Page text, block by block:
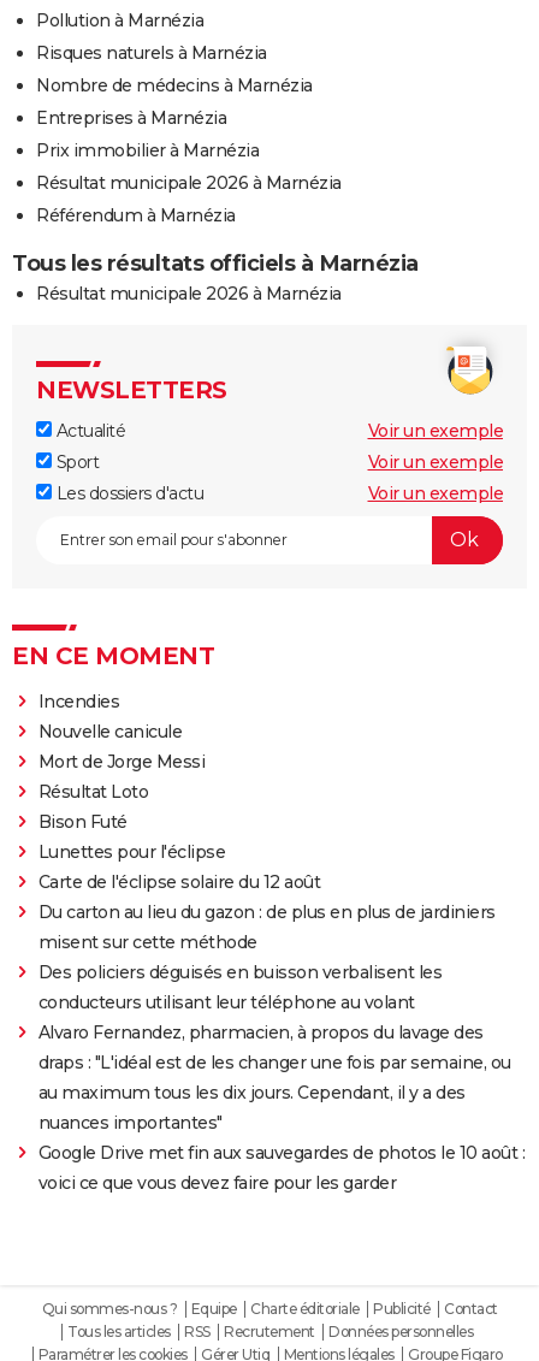
Pollution à Marnézia
Risques naturels à Marnézia
Nombre de médecins à Marnézia
Entreprises à Marnézia
Prix immobilier à Marnézia
Résultat municipale 2026 à Marnézia
Référendum à Marnézia
Tous les résultats officiels à Marnézia
Résultat municipale 2026 à Marnézia
NEWSLETTERS
Actualité
Voir un exemple
Sport
Voir un exemple
Les dossiers d'actu
Voir un exemple
EN CE MOMENT
Incendies
Nouvelle canicule
Mort de Jorge Messi
Résultat Loto
Bison Futé
Lunettes pour l'éclipse
Carte de l'éclipse solaire du 12 août
Du carton au lieu du gazon : de plus en plus de jardiniers
misent sur cette méthode
Des policiers déguisés en buisson verbalisent les
conducteurs utilisant leur téléphone au volant
Alvaro Fernandez, pharmacien, à propos du lavage des
draps : "L'idéal est de les changer une fois par semaine, ou
au maximum tous les dix jours. Cependant, il y a des
nuances importantes"
Google Drive met fin aux sauvegardes de photos le 10 août :
voici ce que vous devez faire pour les garder
Qui sommes-nous ? Equipe Charte éditoriale Publicité
Contact
Tous les articles
RSS Recrutement
Données personnelles
Paramétrer les cookies
Gérer Utiq Mentions légales Groupe Figaro